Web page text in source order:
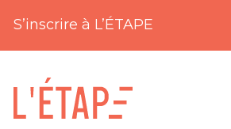
S’inscrire à L’ÉTAPE